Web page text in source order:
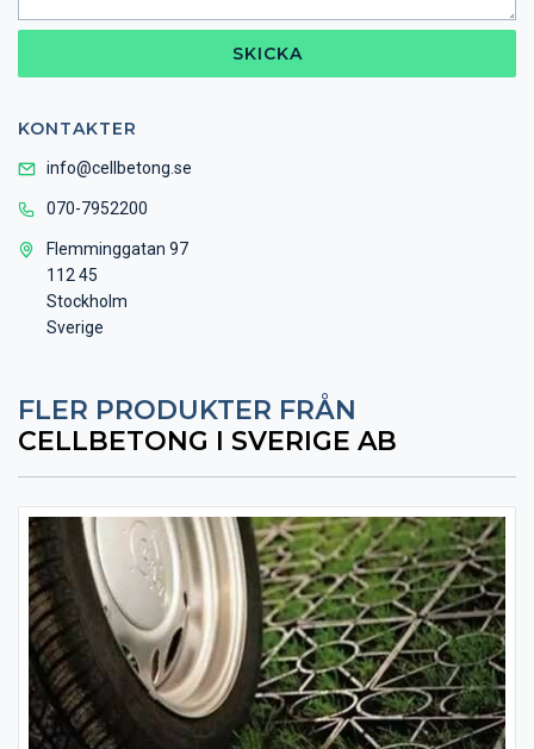
SKICKA
KONTAKTER
info@cellbetong.se
070-7952200
Flemminggatan 97
112 45
Stockholm
Sverige
FLER PRODUKTER FRÅN
CELLBETONG I SVERIGE AB